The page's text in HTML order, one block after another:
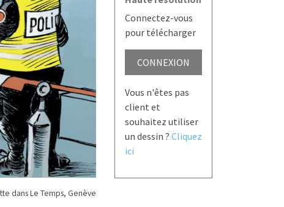
dans Le Temps, Genève
Connectez-vous
pour télécharger
CONNEXION
Vous n'êtes pas
client et
souhaitez utiliser
un dessin ? Cliquez
ici